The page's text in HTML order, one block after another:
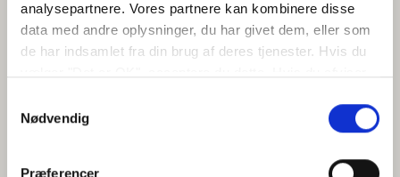
analysepartnere. Vores partnere kan kombinere disse
data med andre oplysninger, du har givet dem, eller som
de har indsamlet fra din brug af deres tjenester. Hvis du
"indstil præferencer" for at administrere dine
Nødvendig
Præferencer